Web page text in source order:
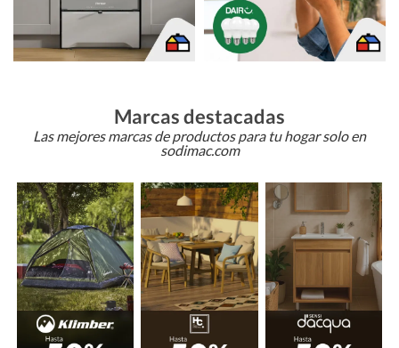
Marcas destacadas
Las mejores marcas de productos para tu hogar solo en
sodimac.com